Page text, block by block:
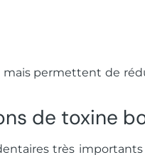
permettent de
de toxine
très